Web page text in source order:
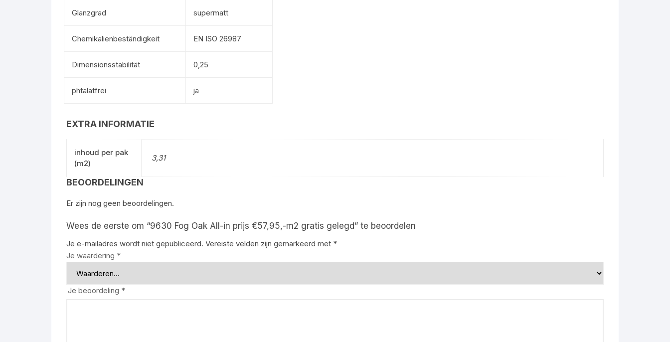
Glanzgrad supermatt
Chemikalienbeständigkeit EN ISO 26987
Dimensionsstabilität 0,25
phtalatfrei ja
EXTRA INFORMATIE
inhoud per pak
(m2)
3,31
BEOORDELINGEN
Er zijn nog geen beoordelingen.
Wees de eerste om “9630 Fog Oak All-in prijs €57,95,-m2 gratis gelegd” te beoordelen
Je e-mailadres wordt niet gepubliceerd. Vereiste velden zijn gemarkeerd met *
Je waardering *
Je beoordeling *